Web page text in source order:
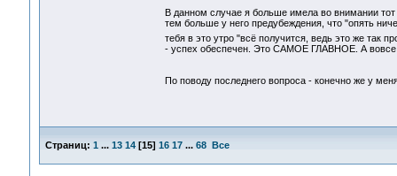
В данном случае я больше имела во внимании
тем больше у него предубеждения, что "опять
тебя в это утро "всё получится, ведь это же так
- успех обеспечен. Это САМОЕ ГЛАВНОЕ. А вовсе
По поводу последнего вопроса - конечно же у
Страниц: 1 ... 13 14[15] 16 17 ... 68 Все